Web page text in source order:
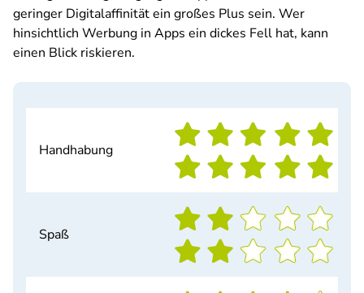
geringer Digitalaffinität ein großes Plus sein. Wer
hinsichtlich Werbung in Apps ein dickes Fell hat, kann
einen Blick riskieren.
Handhabung
Spaß